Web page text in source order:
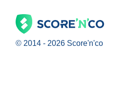
© 2014 - 2026 Score'n'co